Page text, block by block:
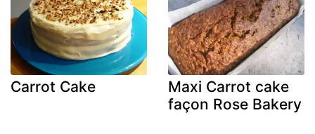
Carrot Cake
Maxi Carrot cake
façon Rose Bakery